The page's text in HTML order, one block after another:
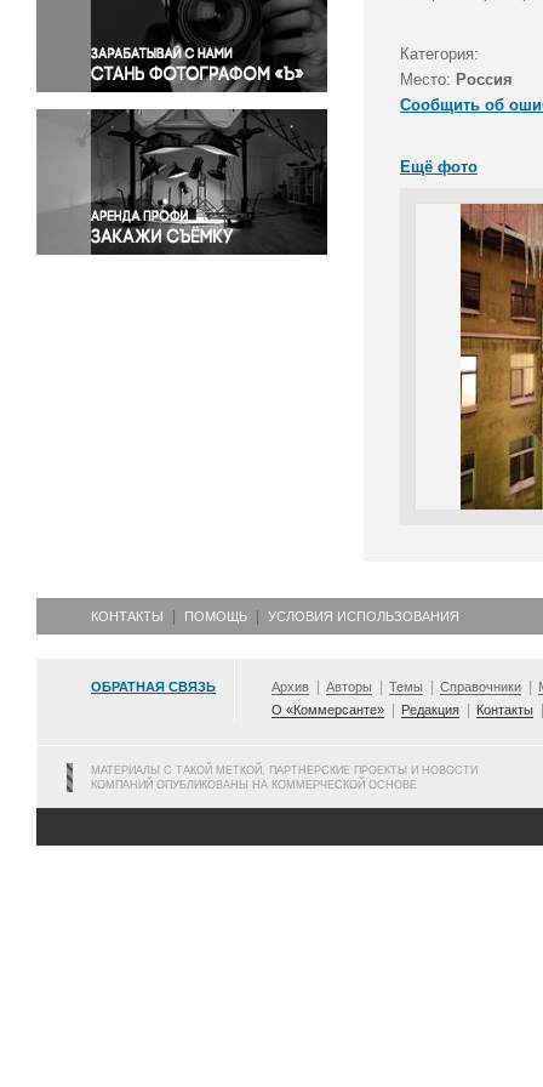
Правосудие
Происшествия и конфликты
Религия
Светская жизнь
Спорт
Экология
Экономика и бизнес
Категория:
Место: Россия
Сообщить об
Ещё фото
КОНТАКТЫ ПОМОЩЬ УСЛОВИЯ ИСПОЛЬЗОВАНИЯ
ОБРАТНАЯ СВЯЗЬ Архив Авторы Темы Справочники
О «Коммерсанте»
Редакция Контакты
МАТЕРИАЛЫ С ТАКОЙ МЕТКОЙ, ПАРТНЕРСКИЕ ПРОЕКТЫ И НОВОСТИ
КОМПАНИЙ ОПУБЛИКОВАНЫ НА КОММЕРЧЕСКОЙ ОСНОВЕ